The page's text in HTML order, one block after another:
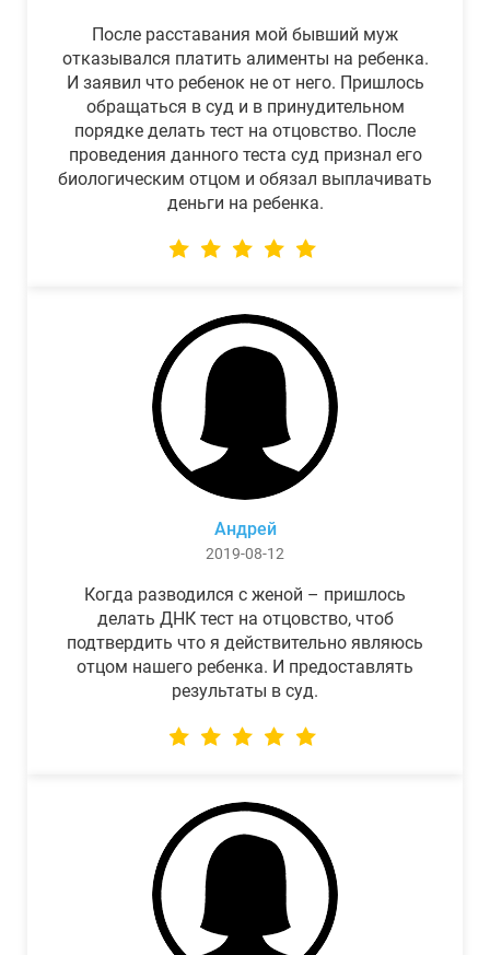
После расставания мой бывший муж
отказывался платить алименты на ребенка.
И заявил что ребенок не от него. Пришлось
обращаться в суд и в принудительном
порядке делать тест на отцовство. После
проведения данного теста суд признал его
биологическим отцом и обязал выплачивать
деньги на ребенка.
Андрей
2019-08-12
Когда разводился с женой – пришлось
делать ДНК тест на отцовство, чтоб
подтвердить что я действительно являюсь
отцом нашего ребенка. И предоставлять
результаты в суд.